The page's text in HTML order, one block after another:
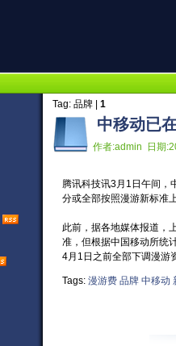
Tag: 品牌 |
1
中移动已
作者:admin 日期
腾讯科技讯3月1日午间，
分或全部按照漫游新标准
此前，据各地媒体报道，
准，但根据中国移动所统
4月1日之前全部下调漫游
Tags: 漫游费 品牌 中移动